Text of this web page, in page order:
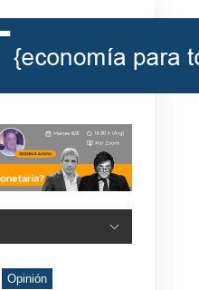
Opinión